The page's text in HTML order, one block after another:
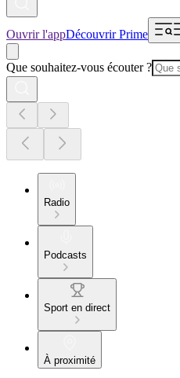
Ouvrir l'appDécouvrir Prime
Que souhaitez-vous écouter ?
Radio
Podcasts
Sport en direct
À proximité